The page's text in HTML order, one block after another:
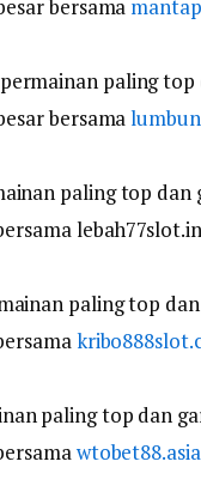
bersama
paling top
bersama
paling top dan
paling top
paling top dan
wtobet88.asia